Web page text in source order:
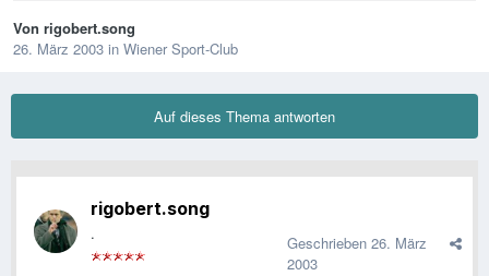
Von rigobert.song
26. März 2003 in Wiener Sport-Club
Auf dieses Thema antworten
rigobert.song
. Geschrieben 26. März
2003